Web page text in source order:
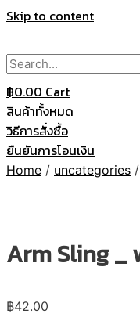
Skip to content
฿0.00 Cart
สินค้าทั้งหมด
วิธีการสั่งซื้อ
ยืนยันการโอนเงิน
Home / uncategories
Arm Sling _
฿42.00